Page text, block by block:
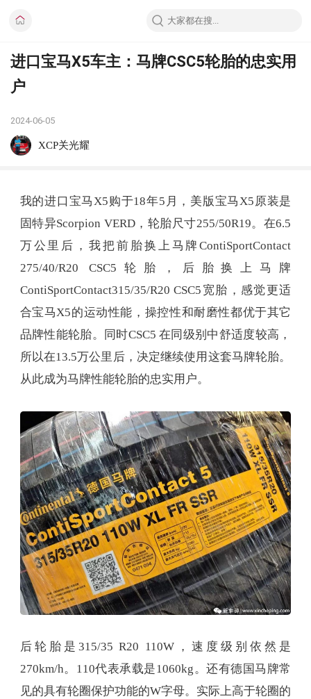
进口宝马X5车主：马牌CSC5轮胎的忠实用
户
2024-06-05
XCP关光耀
我的进口宝马X5购于18年5月，美版宝马X5原装是
固特异Scorpion VERD，轮胎尺寸255/50R19。在6.5
万公里后，我把前胎换上马牌ContiSportContact
275/40/R20 CSC5轮胎，后胎换上马牌
ContiSportContact315/35/R20 CSC5宽胎，感觉更适
合宝马X5的运动性能，操控性和耐磨性都优于其它
品牌性能轮胎。同时CSC5 在同级别中舒适度较高，
所以在13.5万公里后，决定继续使用这套马牌轮胎。
从此成为马牌性能轮胎的忠实用户。
后轮胎是315/35 R20 110W，速度级别依然是
270km/h。110代表承载是1060kg。还有德国马牌常
见的具有轮圈保护功能的W字母。实际上高于轮圈的